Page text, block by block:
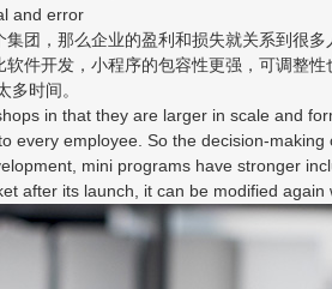
and error
团，那么企业的盈利和损失就关系到很
件开发，小程序的包容性更强，可调整
多时间。
in that they are larger in scale and
every employee. So the decision-
mini programs have stronger
after its launch, it can be modified again